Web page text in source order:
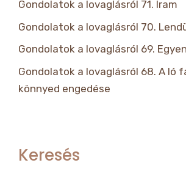
Gondolatok a lovaglásról 71. Iram
Gondolatok a lovaglásról 70.
Gondolatok a lovaglásról 69.
Gondolatok a lovaglásról 68. A ló
könnyed engedése
Keresés